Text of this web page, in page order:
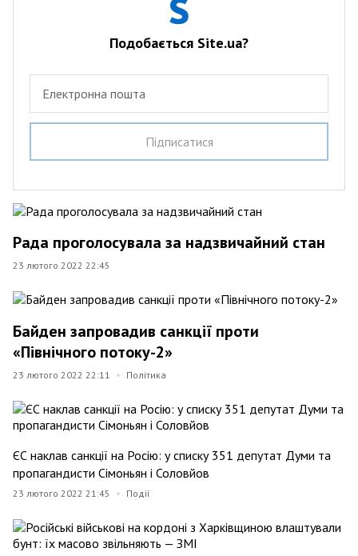
Подобається Site.ua?
Електронна пошта
Пiдписатися
Рада проголосувала за надзвичайний стан
23 лютого 2022 22:45
Байден запровадив санкції проти
«Північного потоку-2»
23 лютого 2022 22:11 Політика
ЄС наклав санкції на Росію: у списку 351 депутат Думи та
пропагандисти Сімоньян і Соловйов
23 лютого 2022 21:45 Події